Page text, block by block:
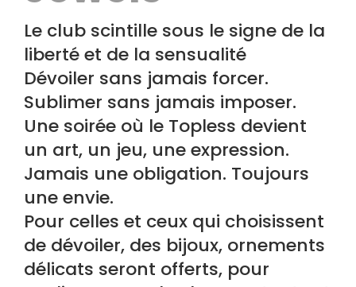
Le club scintille sous le signe de la
liberté et de la sensualité
Dévoiler sans jamais forcer.
Sublimer sans jamais imposer.
Une soirée où le Topless devient
un art, un jeu, une expression.
Jamais une obligation. Toujours
une envie.
Pour celles et ceux qui choisissent
de dévoiler, des bijoux, ornements
délicats seront offerts, pour